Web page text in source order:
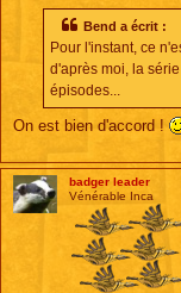
Bend a écrit :
Pour l'instant, ce
d'après moi, la
épisodes...
On est bien d'accord !
badger leader
Vénérable Inca